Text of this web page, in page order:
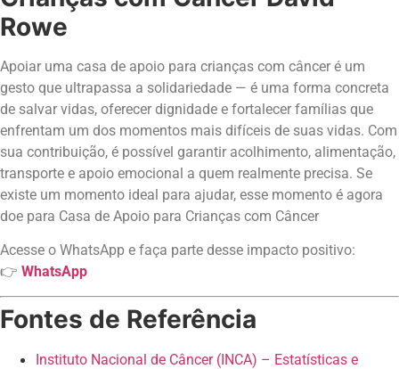
Rowe
Apoiar uma casa de apoio para crianças com câncer é um
gesto que ultrapassa a solidariedade — é uma forma concreta
de salvar vidas, oferecer dignidade e fortalecer famílias que
enfrentam um dos momentos mais difíceis de suas vidas. Com
sua contribuição, é possível garantir acolhimento, alimentação,
transporte e apoio emocional a quem realmente precisa. Se
existe um momento ideal para ajudar, esse momento é agora
doe para Casa de Apoio para Crianças com Câncer
Acesse o WhatsApp e faça parte desse impacto positivo:
👉 WhatsApp
Fontes de Referência
Instituto Nacional de Câncer (INCA) – Estatísticas e